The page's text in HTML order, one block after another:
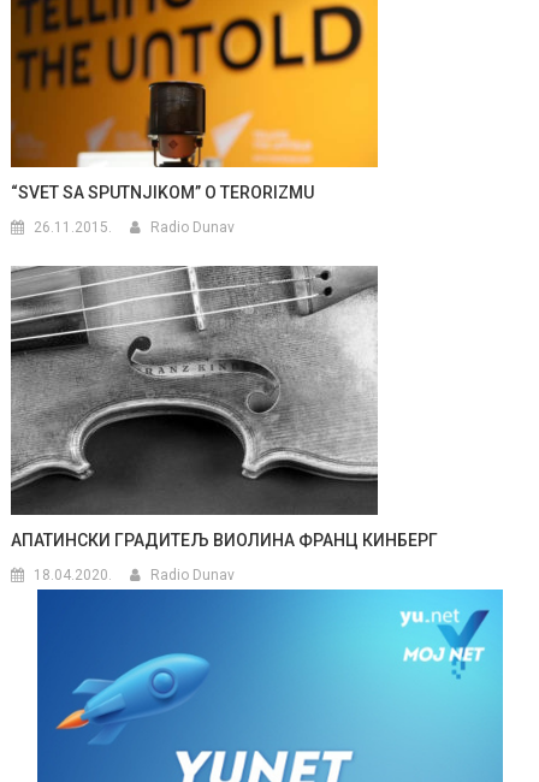
“SVET SA SPUTNJIKOM” O TERORIZMU
26.11.2015. Radio Dunav
АПАТИНСКИ ГРАДИТЕЉ ВИОЛИНА ФРАНЦ КИНБЕРГ
18.04.2020. Radio Dunav